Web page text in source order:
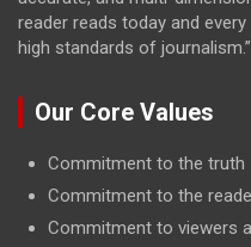
reader reads today and
high standards of journalism.”
Our Core Values
Commitment to the truth
Commitment to the
Commitment to viewers